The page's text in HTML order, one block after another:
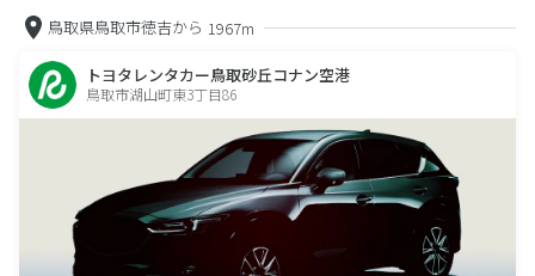
鳥取県鳥取市徳吉から 1967m
トヨタレンタカー鳥取砂丘コナン空港
鳥取市湖山町東3丁目86